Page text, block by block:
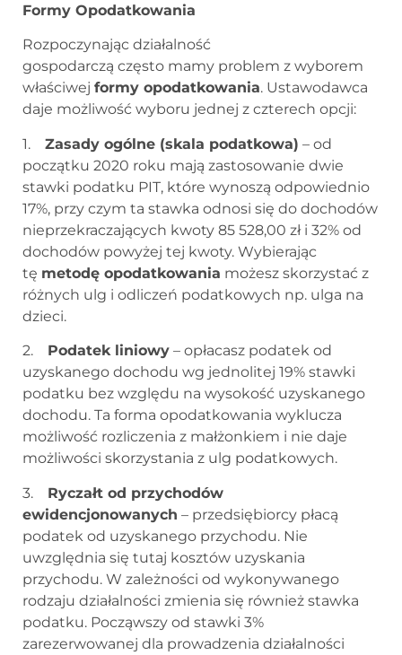
Formy Opodatkowania
Rozpoczynając działalność
gospodarczą często mamy problem z wyborem
właściwej formy opodatkowania. Ustawodawca
daje możliwość wyboru jednej z czterech opcji:
1. Zasady ogólne (skala podatkowa) – od
początku 2020 roku mają zastosowanie dwie
stawki podatku PIT, które wynoszą odpowiednio
17%, przy czym ta stawka odnosi się do dochodów
nieprzekraczających kwoty 85 528,00 zł i 32% od
dochodów powyżej tej kwoty. Wybierając
tę metodę opodatkowania możesz skorzystać z
różnych ulg i odliczeń podatkowych np. ulga na
dzieci.
2. Podatek liniowy – opłacasz podatek od
uzyskanego dochodu wg jednolitej 19% stawki
podatku bez względu na wysokość uzyskanego
dochodu. Ta forma opodatkowania wyklucza
możliwość rozliczenia z małżonkiem i nie daje
możliwości skorzystania z ulg podatkowych.
3. Ryczałt od przychodów
ewidencjonowanych – przedsiębiorcy płacą
podatek od uzyskanego przychodu. Nie
uwzględnia się tutaj kosztów uzyskania
przychodu. W zależności od wykonywanego
rodzaju działalności zmienia się również stawka
podatku. Począwszy od stawki 3%
zarezerwowanej dla prowadzenia działalności